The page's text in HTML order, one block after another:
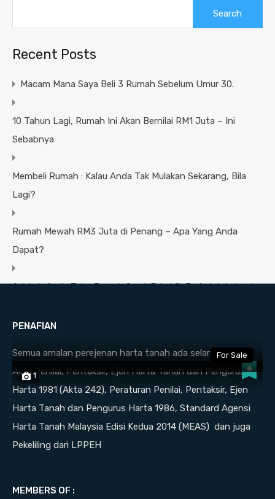
Recent Posts
Macam Mana Saya Beli 3 Rumah Sebelum Umur 30.
10 Tahun Lagi, Rumah Ini Akan Bernilai RM1 Juta – Ini
Sebabnya
Membeli Rumah : Kalau Anda Tak Mulakan Sekarang, Bila
Lagi?
Rumah Mewah RM3 Juta di Penang – Apa Yang Anda
Dapat?
Adakah Anda Tahu Rumah Semi-D Lebih Berbaloi daripada
1
For Sale
Corner Lot Dua Tingkat Taman Seri
Serdang.
Kepala Batas, North Seberang Perai District,
Seberang Perai, Penang, 13200, Malaysia
PENAFIAN
Semua amalan perejenan harta tanah ada selaras dengan
Akta Penilai, Pentaksir, Ejen Harta Tanah dan Pengurus
Harta 1981 (Akta 242), Peraturan Penilai, Pentaksir, Ejen
Harta Tanah dan Pengurus Harta 1986, Standard Agensi
Harta Tanah Malaysia Edisi Kedua 2014 (MEAS) dan juga
Pekeliling dari LPPEH
MEMBERS OF :